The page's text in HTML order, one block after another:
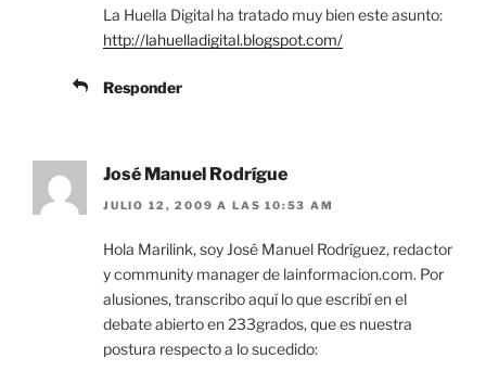
La Huella Digital ha tratado muy bien este asunto:
http://lahuelladigital.blogspot.com/
Responder
José Manuel Rodrígue
JULIO 12, 2009 A LAS 10:53 AM
Hola Marilink, soy José Manuel Rodríguez, redactor
y community manager de lainformacion.com. Por
alusiones, transcribo aquí lo que escribí en el
debate abierto en 233grados, que es nuestra
postura respecto a lo sucedido: